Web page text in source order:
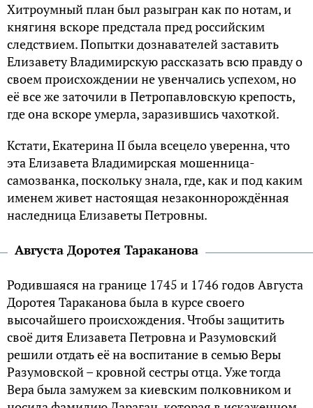
Хитроумный план был разыгран как по нотам, и
княгиня вскоре предстала пред российским
следствием. Попытки дознавателей заставить
Елизавету Владимирскую рассказать всю правду о
своем происхождении не увенчались успехом, но
её все же заточили в Петропавловскую крепость,
где она вскоре умерла, заразившись чахоткой.
Кстати, Екатерина II была всецело уверенна, что
эта Елизавета Владимирская мошенница-
самозванка, поскольку знала, где, как и под каким
именем живет настоящая незаконнорождённая
наследница Елизаветы Петровны.
Августа Доротея Тараканова
Родившаяся на границе 1745 и 1746 годов Августа
Доротея Тараканова была в курсе своего
высочайшего происхождения. Чтобы защитить
своё дитя Елизавета Петровна и Разумовский
решили отдать её на воспитание в семью Веры
Разумовской – кровной сестры отца. Уже тогда
Вера была замужем за киевским полковником и